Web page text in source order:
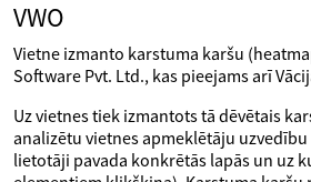
VWO
Vietne izmanto karstuma karšu
Software Pvt. Ltd., kas pieejams arī
Uz vietnes tiek izmantots tā dēvētais
analizētu vietnes apmeklētāju
lietotāji pavada konkrētās lapās un uz